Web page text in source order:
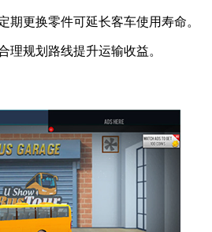
期更换零件可延长客车使用寿命。
理规划路线提升运输收益。